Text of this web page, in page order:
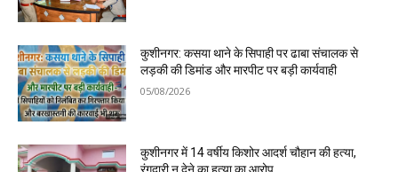
कुशीनगर: कसया थाने के सिपाही पर ढाबा संचालक से
लड़की की डिमांड और मारपीट पर बड़ी कार्यवाही
05/08/2026
कुशीनगर में 14 वर्षीय किशोर आदर्श चौहान की हत्या,